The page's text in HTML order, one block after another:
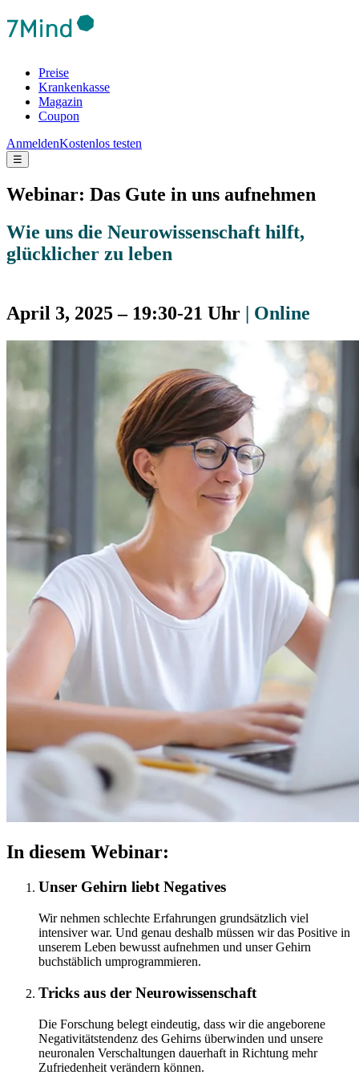
Preise
Krankenkasse
Magazin
Coupon
AnmeldenKostenlos testen
☰
Webinar: Das Gute in uns aufnehmen
Wie uns die Neurowissenschaft hilft,
glücklicher zu leben
April 3, 2025 – 19:30-21 Uhr | Online
In diesem Webinar:
Unser Gehirn liebt Negatives
Wir nehmen schlechte Erfahrungen grundsätzlich viel
intensiver war. Und genau deshalb müssen wir das Positive in
unserem Leben bewusst aufnehmen und unser Gehirn
buchstäblich umprogrammieren.
Tricks aus der Neurowissenschaft
Die Forschung belegt eindeutig, dass wir die angeborene
Negativitätstendenz des Gehirns überwinden und unsere
neuronalen Verschaltungen dauerhaft in Richtung mehr
Zufriedenheit verändern können.